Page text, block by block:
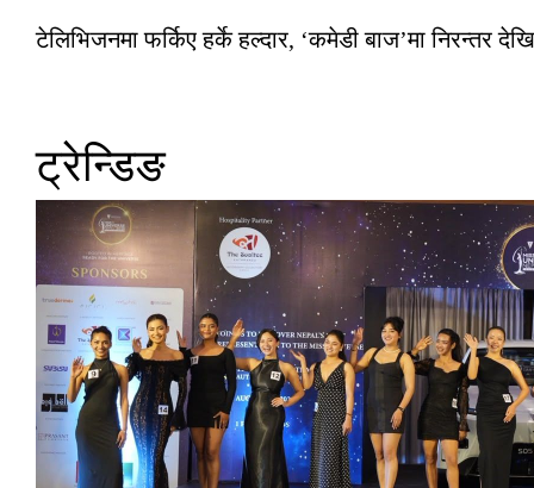
टेलिभिजनमा फर्किए हर्के हल्दार, ‘कमेडी बाज’मा निरन्तर
ट्रेन्डिङ